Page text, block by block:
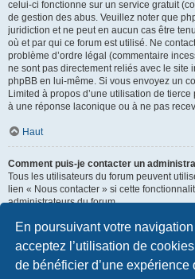
En poursuivant votre
acceptez l’utilisation de
de bénéficier d’une expérience
celui-ci fonctionne sur un service gratuit
de gestion des abus. Veuillez noter que
juridiction et ne peut en aucun cas être
où et par qui ce forum est utilisé. Ne
problème d’ordre légal (commentaire
ne sont pas directement reliés avec le site
phpBB en lui-même. Si vous envoyez un
Limited à propos d’une utilisation de
à une réponse laconique ou à ne pas
Haut
Comment puis-je contacter un
Tous les utilisateurs du forum peuvent
lien « Nous contacter » si cette
administrateurs du forum.
Les membres du forum peuvent